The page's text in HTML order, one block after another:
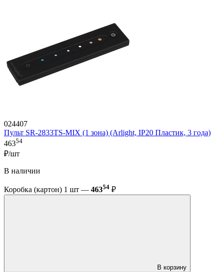
024407
Пульт SR-2833TS-MIX (1 зона) (Arlight, IP20 Пластик, 3 года)
46354
₽/шт
В наличии
Коробка (картон) 1 шт — 46354 ₽
В корзину